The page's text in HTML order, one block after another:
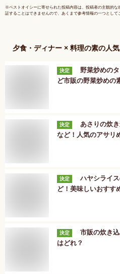
※ベストオイシーに寄せられた投稿内容は、投稿者の主観的
証することはできませんので、あくまで参考情報の一つとして
夕食・ディナー × 料理の素の人
決定
野菜炒めの
ど市販の野菜炒めの
決定
あさりの炊
など！人気のアサリ
決定
ハヤシライ
ど！美味しいおすす
決定
市販の炊き
はどれ？